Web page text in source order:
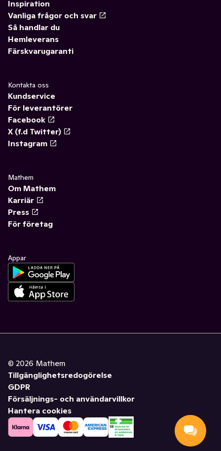
Inspiration
Vanliga frågor och svar
Så handlar du
Hemleverans
Färskvarugaranti
Kontakta oss
Kundservice
För leverantörer
Facebook
X (f.d Twitter)
Instagram
Mathem
Om Mathem
Karriär
Press
För företag
Appar
© 2026 Mathem
Tillgänglighetsredogörelse
GDPR
Försäljnings- och användarvillkor
Hantera cookies